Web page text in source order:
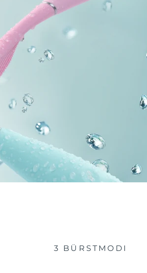
3 BÜRSTMODI